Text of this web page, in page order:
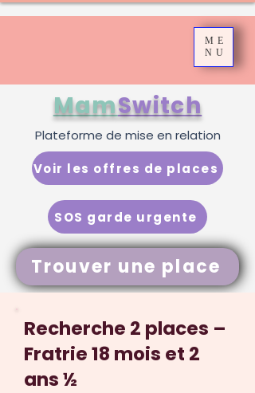
ME
NU
Trouver une place
MamSwitch
SOS garde urgente
Voir les offres de places
Plateforme de mise en relation
Recherche 2 places –
Fratrie 18 mois et 2
ans ½